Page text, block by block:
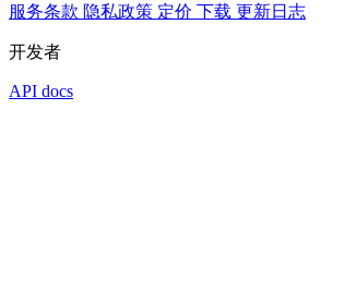
服务条款 隐私政策 定价 下载 更新日志
开发者
API docs